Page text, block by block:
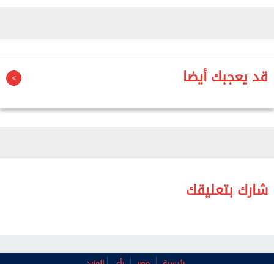
كانت تنتقد السلطات الصينية وحكومة هونج كونج.
قد يعجبك أيضا
شارك بتعليقك